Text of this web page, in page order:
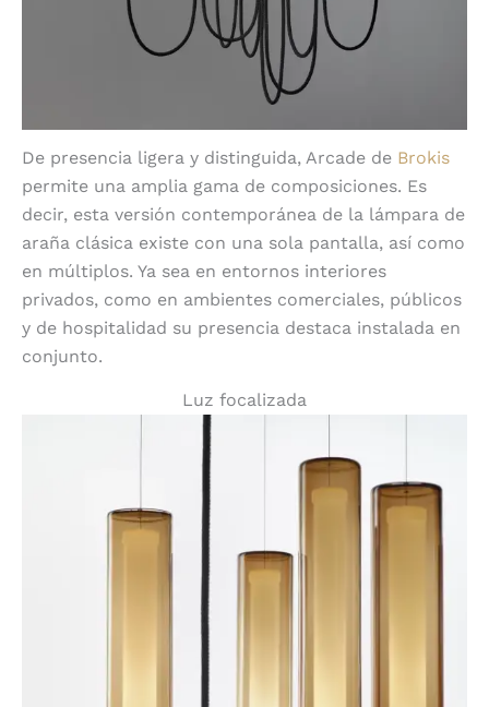
De presencia ligera y distinguida, Arcade de Brokis
permite una amplia gama de composiciones. Es
decir, esta versión contemporánea de la lámpara de
araña clásica existe con una sola pantalla, así como
en múltiplos. Ya sea en entornos interiores
privados, como en ambientes comerciales, públicos
y de hospitalidad su presencia destaca instalada en
conjunto.
Luz focalizada